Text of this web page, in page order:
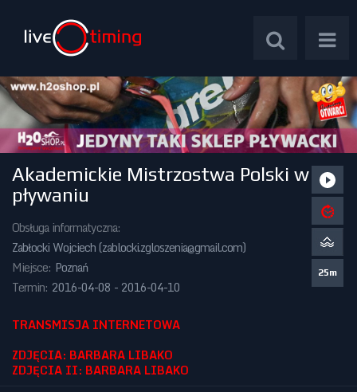
Zawody Międzynarodowe
Zawody Okręgowe
Kalendarz Imprez
Akademickie Mistrzostwa Polski w
pływaniu
Obsługa informatyczna:
Zabłocki Wojciech (zablocki.zgloszenia@gmail.com)
Miejsce: Poznań
Termin: 2016-04-08 - 2016-04-10
25m
TRANSMISJA INTERNETOWA
ZDJĘCIA: BARBARA LIBAKO
ZDJĘCIA II: BARBARA LIBAKO